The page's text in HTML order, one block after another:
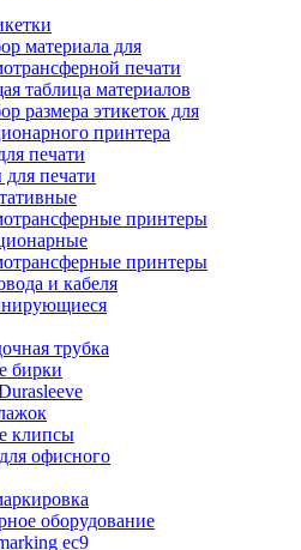
материала для
печати
таблица материалов
размера этикеток для
принтера
печати
печати
принтеры
принтеры
и кабеля
трубка
бирки
клипсы
офисного
оборудование
ec9